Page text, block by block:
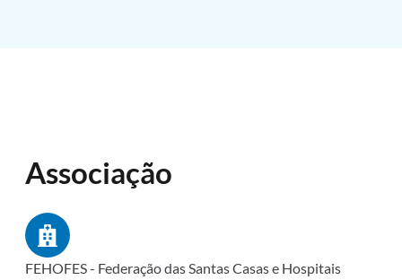
Associação
FEHOFES - Federação das Santas Casas e Hospitais